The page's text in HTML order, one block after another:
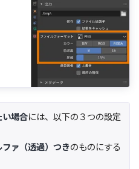
場合には、以下の３つの設定
ファ（透過）つきのものにする